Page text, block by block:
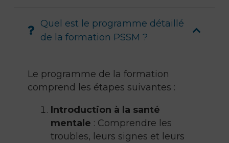
Quel est le programme détaillé
de la formation PSSM ?
Le programme de la formation
comprend les étapes suivantes :
Introduction à la santé
mentale : Comprendre les
troubles, leurs signes et leurs